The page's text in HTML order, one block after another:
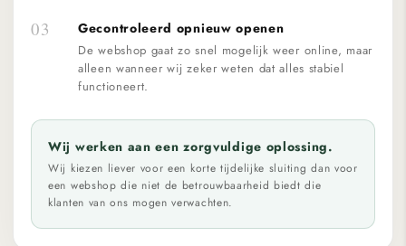
03 Gecontroleerd opnieuw openen
De webshop gaat zo snel mogelijk weer online, maar
alleen wanneer wij zeker weten dat alles stabiel
functioneert.
Wij werken aan een zorgvuldige oplossing.
Wij kiezen liever voor een korte tijdelijke sluiting dan voor
een webshop die niet de betrouwbaarheid biedt die
klanten van ons mogen verwachten.